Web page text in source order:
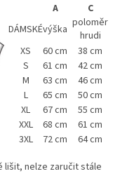
A
C
DÁMSKÉvýška poloměr
hrudi
XS
60 cm
38 cm
S
61 cm
42 cm
M
63 cm
46 cm
L
65 cm
50 cm
XL
67 cm
55 cm
XXL
68 cm
61 cm
3XL
72 cm
64 cm
lišit, nelze zaručit stále